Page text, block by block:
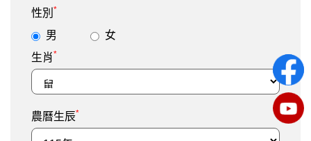
性別 *
男
女
生肖*
農曆生辰*